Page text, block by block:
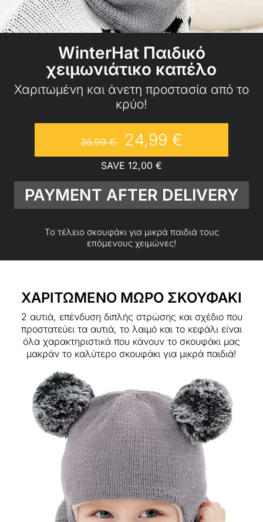
WinterHat Παιδικό
χειμωνιάτικο καπέλο
Χαριτωμένη και άνετη προστασία από το
κρύο!
36,99€ 24,99 €
SAVE 12,00 €
PAYMENT AFTER DELIVERY
Το τέλειο σκουφάκι για μικρά παιδιά τους
επόμενους χειμώνες!
ΧΑΡΙΤΩΜΕΝΟ ΜΩΡΟ ΣΚΟΥΦΑΚΙ
2 αυτιά, επένδυση διπλής στρώσης και σχέδιο που
προστατεύει τα αυτιά, το λαιμό και το κεφάλι είναι
όλα χαρακτηριστικά που κάνουν το σκουφάκι μας
μακράν το καλύτερο σκουφάκι για μικρά παιδιά!